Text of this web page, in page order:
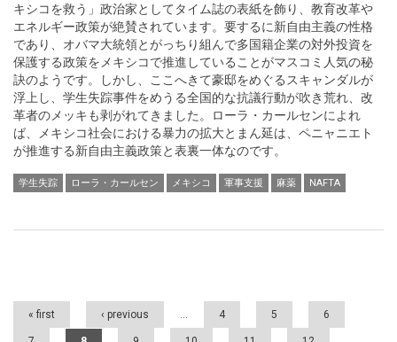
キシコを救う」政治家としてタイム誌の表紙を飾り、教育改革や
エネルギー政策が絶賛されています。要するに新自由主義の性格
であり、オバマ大統領とがっちり組んで多国籍企業の対外投資を
保護する政策をメキシコで推進していることがマスコミ人気の秘
訣のようです。しかし、ここへきて豪邸をめぐるスキャンダルが
浮上し、学生失踪事件をめうる全国的な抗議行動が吹き荒れ、改
革者のメッキも剥がれてきました。ローラ・カールセンによれ
ば、メキシコ社会における暴力の拡大とまん延は、ペニャニエト
が推進する新自由主義政策と表裏一体なのです。
学生失踪 ローラ・カールセン メキシコ 軍事支援 麻薬 NAFTA
Pages
« first ‹ previous … 4 5 6